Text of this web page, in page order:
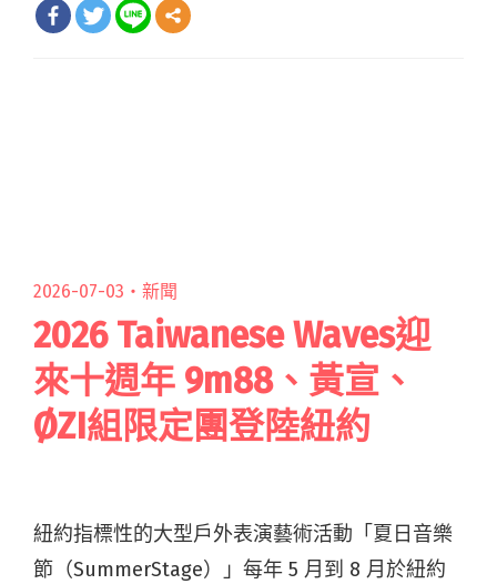
2026-07-03・ 新聞
2026 Taiwanese Waves迎
來十週年 9m88、黃宣、
ØZI組限定團登陸紐約
紐約指標性的大型戶外表演藝術活動「夏日音樂
節（SummerStage）」每年 5 月到 8 月於紐約